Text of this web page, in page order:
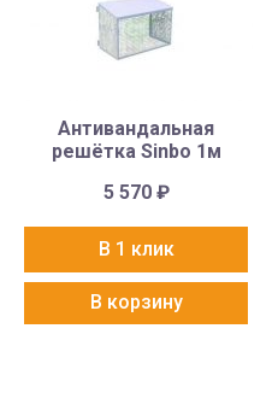
Антивандальная
решётка Sinbo 1м
5 570 ₽
В 1 клик
В корзину